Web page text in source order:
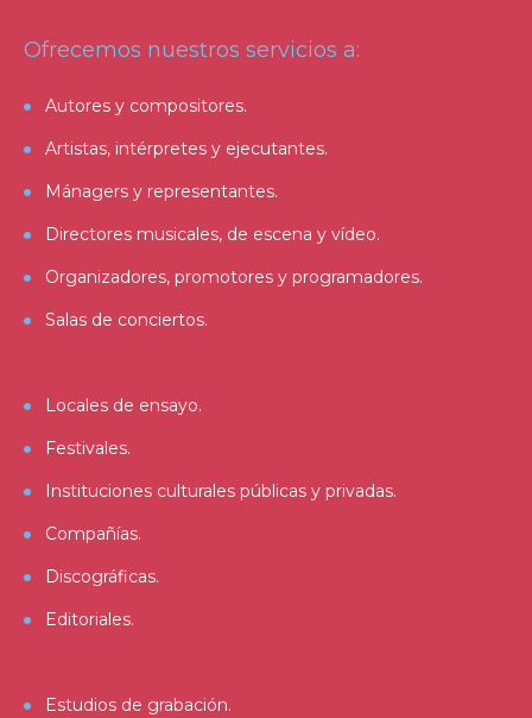
Ofrecemos nuestros servicios a:
Autores y compositores.
Artistas, intérpretes y ejecutantes.
Mánagers y representantes.
Directores musicales, de escena y vídeo.
Organizadores, promotores y programadores.
Salas de conciertos.
Locales de ensayo.
Festivales.
Instituciones culturales públicas y privadas.
Compañías.
Discográficas.
Editoriales.
Estudios de grabación.